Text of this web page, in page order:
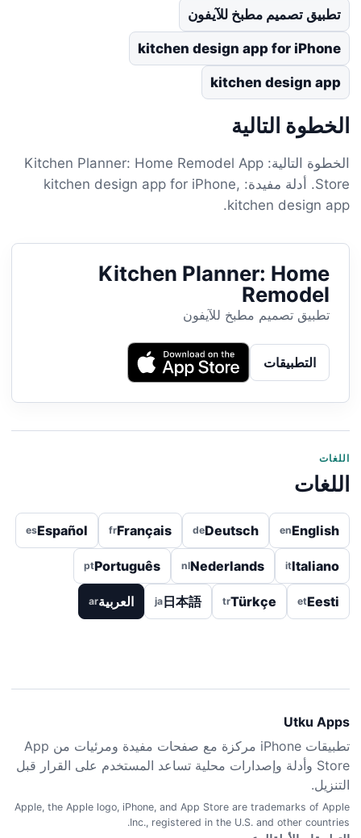
تطبيق تصميم مطبخ للآيفون
kitchen design app for iPhone
kitchen design app
الخطوة التالية
الخطوة التالية: Kitchen Planner: Home Remodel App
Store. أدلة مفيدة: kitchen design app for iPhone,
kitchen design app.
Kitchen Planner: Home
Remodel
تطبيق تصميم مطبخ للآيفون
التطبيقات
اللغات
اللغات
English
en
Deutsch
de
Français
fr
Español
es
Italiano
it
Nederlands
nl
Português
pt
Eesti
et
Türkçe
tr
日本語
ja العربيةar
Utku Apps
تطبيقات iPhone مركزة مع صفحات مفيدة ومرئيات من App
Store وأدلة وإصدارات محلية تساعد المستخدم على القرار قبل
التنزيل.
Apple, the Apple logo, iPhone, and App Store are trademarks of Apple
Inc., registered in the U.S. and other countries.